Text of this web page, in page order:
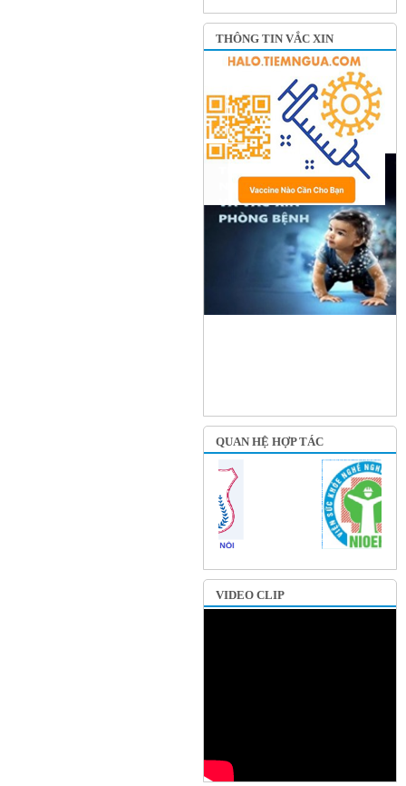
THÔNG TIN VẮC XIN
QUAN HỆ HỢP TÁC
VIDEO CLIP